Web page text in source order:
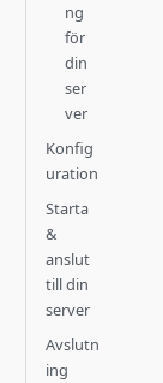
ng
för
din
ser
ver
Konfig
uration
Starta
&
anslut
till din
server
Avslutn
ing